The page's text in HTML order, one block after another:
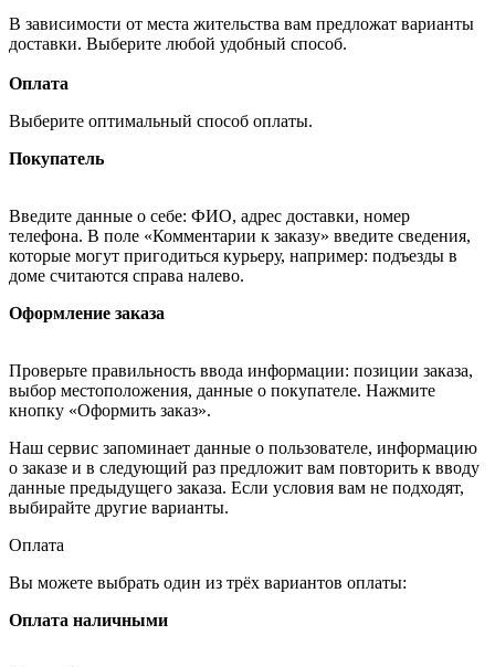
В зависимости от места жительства вам предложат варианты
доставки. Выберите любой удобный способ.
Оплата
Выберите оптимальный способ оплаты.
Покупатель
Введите данные о себе: ФИО, адрес доставки, номер
телефона. В поле «Комментарии к заказу» введите сведения,
которые могут пригодиться курьеру, например: подъезды в
доме считаются справа налево.
Оформление заказа
Проверьте правильность ввода информации: позиции заказа,
выбор местоположения, данные о покупателе. Нажмите
кнопку «Оформить заказ».
Наш сервис запоминает данные о пользователе, информацию
о заказе и в следующий раз предложит вам повторить к вводу
данные предыдущего заказа. Если условия вам не подходят,
выбирайте другие варианты.
Оплата
Вы можете выбрать один из трёх вариантов оплаты:
Оплата наличными